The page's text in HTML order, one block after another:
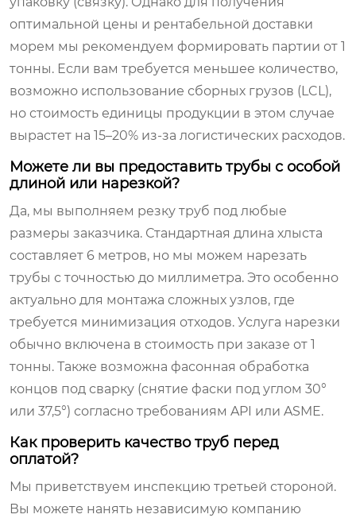
оптимальной цены и рентабельной доставки
морем мы рекомендуем формировать партии от 1
тонны. Если вам требуется меньшее количество,
возможно использование сборных грузов (LCL),
но стоимость единицы продукции в этом случае
вырастет на 15–20% из-за логистических расходов.
Можете ли вы предоставить трубы с особой
длиной или нарезкой?
Да, мы выполняем резку труб под любые
размеры заказчика. Стандартная длина хлыста
составляет 6 метров, но мы можем нарезать
трубы с точностью до миллиметра. Это особенно
актуально для монтажа сложных узлов, где
требуется минимизация отходов. Услуга нарезки
обычно включена в стоимость при заказе от 1
тонны. Также возможна фасонная обработка
концов под сварку (снятие фаски под углом 30°
или 37,5°) согласно требованиям API или ASME.
Как проверить качество труб перед
оплатой?
Мы приветствуем инспекцию третьей стороной.
Вы можете нанять независимую компанию